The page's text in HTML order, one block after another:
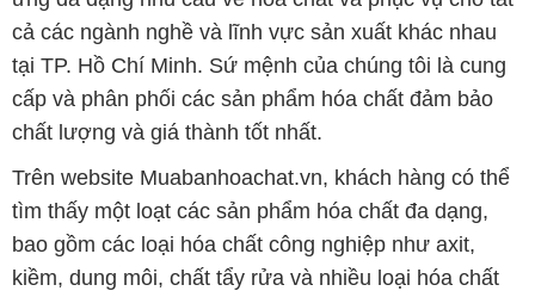
Trên website Muabanhoachat.vn, khách hàng có thể
tìm thấy một loạt các sản phẩm hóa chất đa dạng,
bao gồm các loại hóa chất công nghiệp như axit,
kiềm, dung môi, chất tẩy rửa và nhiều loại hóa chất
khác. Chúng tôi cam kết chỉ cung cấp những sản
phẩm chất lượng cao từ các nhà sản xuất uy tín và
đáng tin cậy.
Ngoài ra, chúng tôi cũng đặc biệt chú trọng đến dịch